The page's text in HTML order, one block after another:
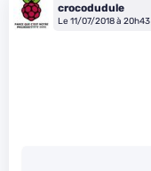
crocodudule
Le 11/07/2018 à 20h43